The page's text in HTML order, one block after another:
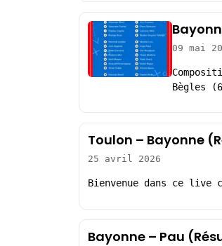
09 mai
Bègles
Toulon – Bayonne
25 avril 2026
Bienvenue dans ce live
Bayonne – Pau